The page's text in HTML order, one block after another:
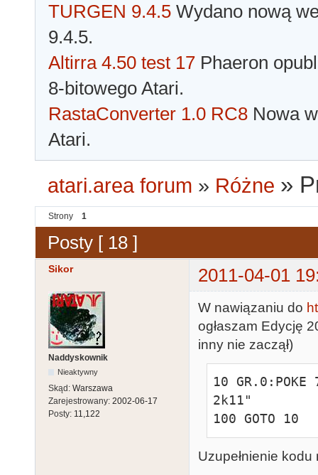
TURGEN 9.4.5 Wydano nową
9.4.5.
Altirra 4.50 test 17 Phaeron
8-bitowego Atari.
RastaConverter 1.0 RC8 Nowa
Atari.
atari.area forum » Różne »
Strony 1
Posty [ 18 ]
Sikor 2011-04-01
Naddyskownik
Nieaktywny
Skąd: Warszawa
Zarejestrowany: 2002-06-17
Posty: 11,122
W nawiązaniu do
ogłaszam Edycję
inny nie zaczął)
10
2k11"
100 GOTO 10
Uzupełnienie